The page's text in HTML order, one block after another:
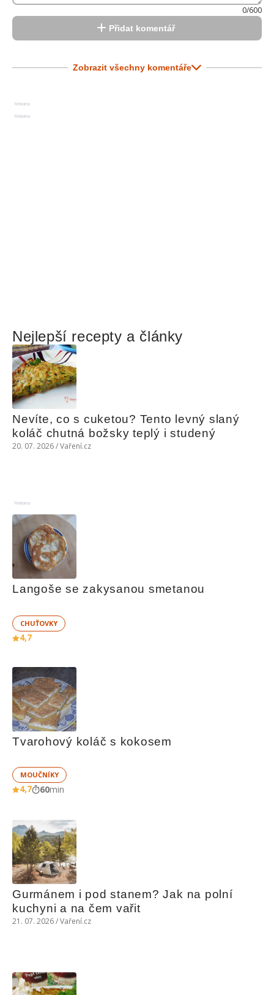
0/600
Přidat komentář
Zobrazit všechny komentáře
Reklama
Reklama
Nejlepší recepty a články
Nevíte, co s cuketou? Tento levný slaný
koláč chutná božsky teplý i studený
20. 07. 2026 / Vaření.cz
Reklama
Langoše se zakysanou smetanou
CHUŤOVKY
4,7
Tvarohový koláč s kokosem
MOUČNÍKY
4,7 60min
Gurmánem i pod stanem? Jak na polní
kuchyni a na čem vařit
21. 07. 2026 / Vaření.cz